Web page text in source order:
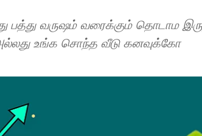
பத்து வருஷம் வரைக்கும் தொடாம
உங்க சொந்த வீடு கனவுக்கோ